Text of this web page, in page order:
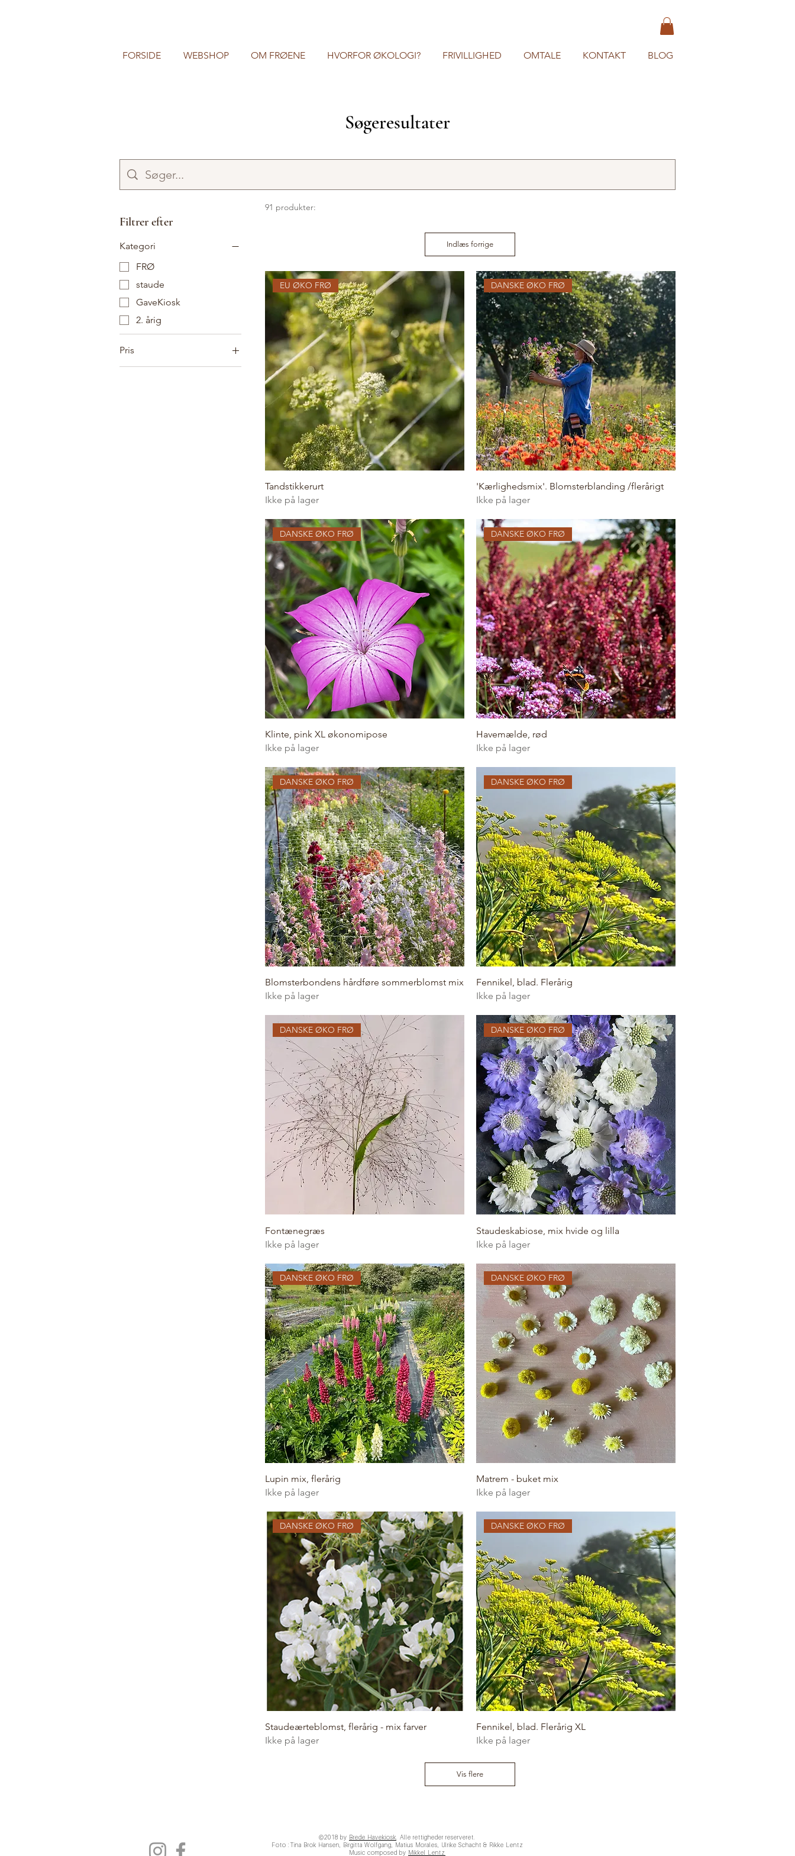
FORSIDE WEBSHOP OM FRØENE HVORFOR ØKOLOGI? FRIVILLIGHED OMTALE KONTAKT BLOG
Søgeresultater
Filtrer efter
Kategori
FRØ
staude
GaveKiosk
2. årig
Pris
91 produkter:
Indlæs forrige
EU ØKO FRØ
Tandstikkerurt
Ikke på lager
DANSKE ØKO FRØ
'Kærlighedsmix'. Blomsterblanding /flerårigt
Ikke på lager
DANSKE ØKO FRØ
Klinte, pink XL økonomipose
Ikke på lager
DANSKE ØKO FRØ
Havemælde, rød
Ikke på lager
DANSKE ØKO FRØ
Blomsterbondens hårdføre sommerblomst mix
Ikke på lager
DANSKE ØKO FRØ
Fennikel, blad. Flerårig
Ikke på lager
DANSKE ØKO FRØ
Fontænegræs
Ikke på lager
DANSKE ØKO FRØ
Staudeskabiose, mix hvide og lilla
Ikke på lager
DANSKE ØKO FRØ
Lupin mix, flerårig
Ikke på lager
DANSKE ØKO FRØ
Matrem - buket mix
Ikke på lager
DANSKE ØKO FRØ
Staudeærteblomst, flerårig - mix farver
Ikke på lager
DANSKE ØKO FRØ
Fennikel, blad. Flerårig XL
Ikke på lager
Vis flere
©2018 by Brede Havekiosk . Alle rettigheder reserveret.
Foto :Tina Brok Hansen, Birgitta Wolfgang, Matius Morales, Ulrike Schacht & Rikke Lentz
Music composed by Mikkel Lentz